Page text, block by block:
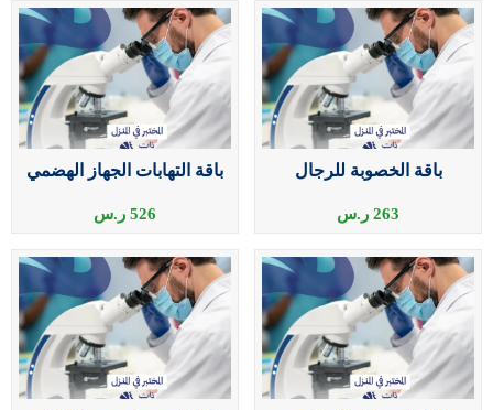
باقة الخصوبة للرجال
263 ر.س
باقة التهابات الجهاز الهضمي
526 ر.س